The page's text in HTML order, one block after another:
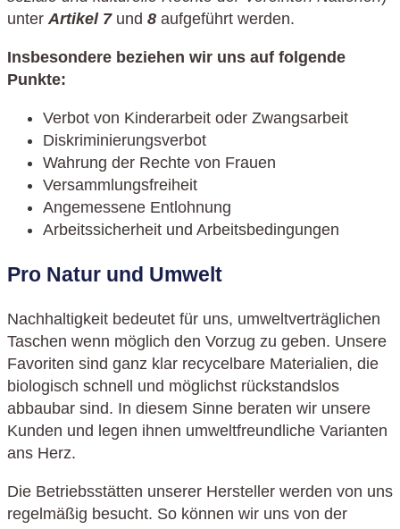
unter Artikel 7und 8 aufgeführt werden.
Insbesondere beziehen wir uns auf folgende
Punkte:
Verbot von Kinderarbeit oder Zwangsarbeit
Diskriminierungsverbot
Wahrung der Rechte von Frauen
Versammlungsfreiheit
Angemessene Entlohnung
Arbeitssicherheit und Arbeitsbedingungen
Pro Natur und Umwelt
Nachhaltigkeit bedeutet für uns, umweltverträglichen
Taschen wenn möglich den Vorzug zu geben. Unsere
Favoriten sind ganz klar recycelbare Materialien, die
biologisch schnell und möglichst rückstandslos
abbaubar sind. In diesem Sinne beraten wir unsere
Kunden und legen ihnen umweltfreundliche Varianten
ans Herz.
Die Betriebsstätten unserer Hersteller werden von uns
regelmäßig besucht. So können wir uns von der